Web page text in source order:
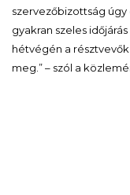
szervezőbizottság
gyakran szeles
hétvégén a
meg.” – szól a